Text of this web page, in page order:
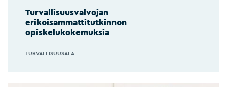
Turvallisuusvalvojan
erikoisammattitutkinnon
opiskelukokemuksia
TURVALLISUUSALA